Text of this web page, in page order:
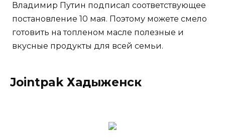
Владимир Путин подписал соответствующее
постановление 10 мая. Поэтому можете смело
готовить на топленом масле полезные и
вкусные продукты для всей семьи.
Jointpak Хадыженск